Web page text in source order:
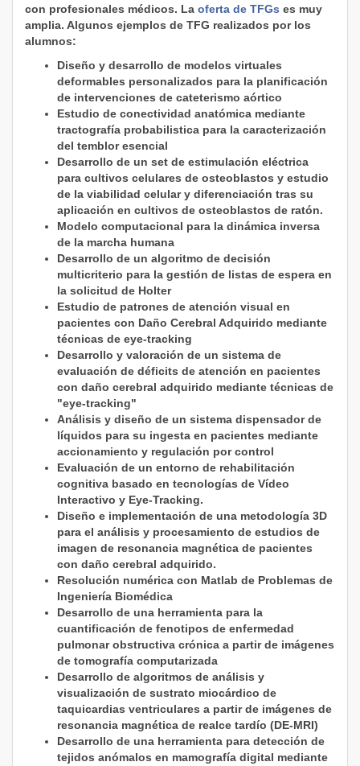
con profesionales médicos. La oferta de TFGs es muy
amplia. Algunos ejemplos de TFG realizados por los
alumnos:
Diseño y desarrollo de modelos virtuales
deformables personalizados para la planificación
de intervenciones de cateterismo aórtico
Estudio de conectividad anatómica mediante
tractografía probabilistica para la caracterización
del temblor esencial
Desarrollo de un set de estimulación eléctrica
para cultivos celulares de osteoblastos y estudio
de la viabilidad celular y diferenciación tras su
aplicación en cultivos de osteoblastos de ratón.
Modelo computacional para la dinámica inversa
de la marcha humana
Desarrollo de un algoritmo de decisión
multicriterio para la gestión de listas de espera en
la solicitud de Holter
Estudio de patrones de atención visual en
pacientes con Daño Cerebral Adquirido mediante
técnicas de eye-tracking
Desarrollo y valoración de un sistema de
evaluación de déficits de atención en pacientes
con daño cerebral adquirido mediante técnicas de
"eye-tracking"
Análisis y diseño de un sistema dispensador de
líquidos para su ingesta en pacientes mediante
accionamiento y regulación por control
Evaluación de un entorno de rehabilitación
cognitiva basado en tecnologías de Vídeo
Interactivo y Eye-Tracking.
Diseño e implementación de una metodología 3D
para el análisis y procesamiento de estudios de
imagen de resonancia magnética de pacientes
con daño cerebral adquirido.
Resolución numérica con Matlab de Problemas de
Ingeniería Biomédica
Desarrollo de una herramienta para la
cuantificación de fenotipos de enfermedad
pulmonar obstructiva crónica a partir de imágenes
de tomografía computarizada
Desarrollo de algoritmos de análisis y
visualización de sustrato miocárdico de
taquicardias ventriculares a partir de imágenes de
resonancia magnética de realce tardío (DE-MRI)
Desarrollo de una herramienta para detección de
tejidos anómalos en mamografía digital mediante